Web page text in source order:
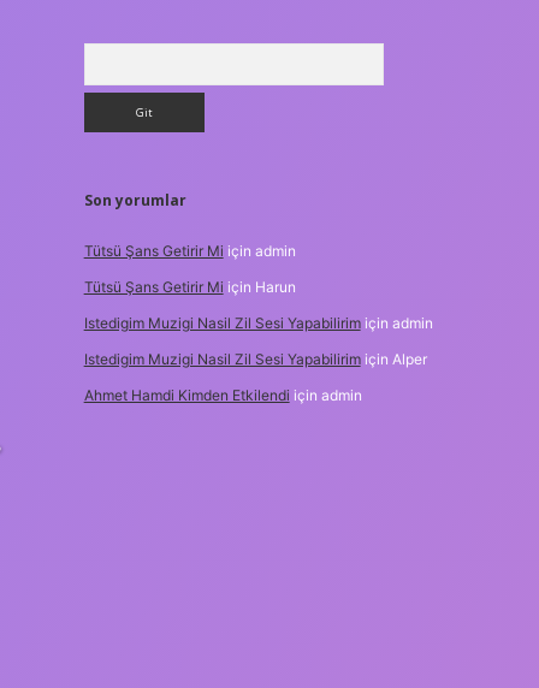
Son yorumlar
Tütsü Şans Getirir Mi için admin
Tütsü Şans Getirir Mi için Harun
Istedigim Muzigi Nasil Zil Sesi Yapabilirimiçin admin
Istedigim Muzigi Nasil Zil Sesi Yapabilirimiçin Alper
Ahmet Hamdi Kimden Etkilendi için admin